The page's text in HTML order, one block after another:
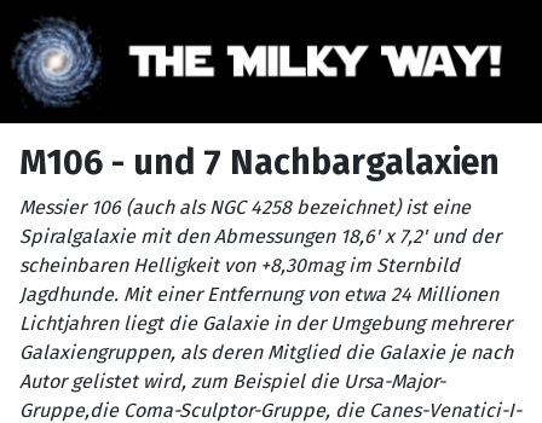
M106 - und 7 Nachbargalaxien
Messier 106 (auch als NGC 4258 bezeichnet) ist eine
Spiralgalaxie mit den Abmessungen 18,6' x 7,2' und der
scheinbaren Helligkeit von +8,30mag im Sternbild
Jagdhunde. Mit einer Entfernung von etwa 24 Millionen
Lichtjahren liegt die Galaxie in der Umgebung mehrerer
Galaxiengruppen, als deren Mitglied die Galaxie je nach
Autor gelistet wird, zum Beispiel die Ursa-Major-
Gruppe,die Coma-Sculptor-Gruppe, die Canes-Venatici-I-